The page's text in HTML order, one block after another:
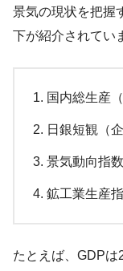
景気の現状を把握
下が紹介されてい
国内総生産（
日銀短観（
景気動向指数
鉱工業生産
たとえば、GDP